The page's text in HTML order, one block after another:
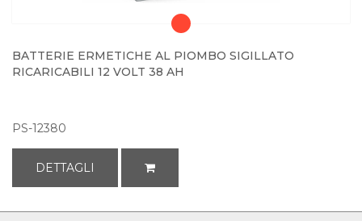
BATTERIE ERMETICHE AL PIOMBO SIGILLATO
RICARICABILI 12 VOLT 38 AH
PS-12380
DETTAGLI